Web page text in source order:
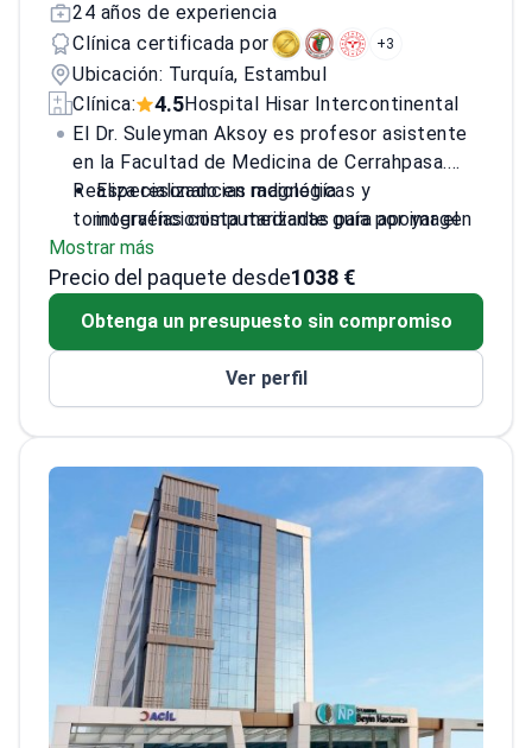
24 años de experiencia
Clínica certificada por
+3
Ubicación: Turquía, Estambul
Clínica:
4.5Hospital Hisar Intercontinental
El Dr. Suleyman Aksoy es profesor asistente
en la Facultad de Medicina de Cerrahpasa.
Realiza resonancias magnéticas y
tomografías computarizadas para apoyar el
examen neurológico en el Hospital
Intercontinental Hisar.
Especializado en radiología
intervencionista mediante guía por imagen
para diagnósticos menos invasivos
Se desempeña como profesor asistente en
de Turquía
académicas en 13 congresos médicos
Radiología y de la Sociedad Internacional
de Radiología
Experto en teleradiología para el análisis
remoto de imágenes neurológicas
complejas
Mostrar más
Precio del paquete desde1038 €
Obtenga un presupuesto sin compromiso
Ver perfil